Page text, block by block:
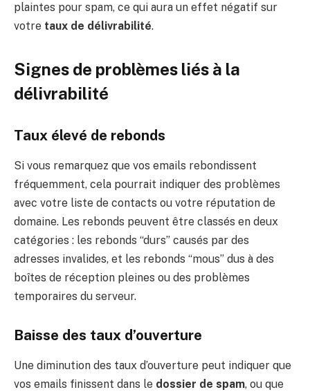
plaintes pour spam, ce qui aura un effet négatif sur
votre taux de délivrabilité.
Signes de problèmes liés à la
délivrabilité
Taux élevé de rebonds
Si vous remarquez que vos emails rebondissent
fréquemment, cela pourrait indiquer des problèmes
avec votre liste de contacts ou votre réputation de
domaine. Les rebonds peuvent être classés en deux
catégories : les rebonds “durs” causés par des
adresses invalides, et les rebonds “mous” dus à des
boîtes de réception pleines ou des problèmes
temporaires du serveur.
Baisse des taux d’ouverture
Une diminution des taux d’ouverture peut indiquer que
vos emails finissent dans le dossier de spam, ou que